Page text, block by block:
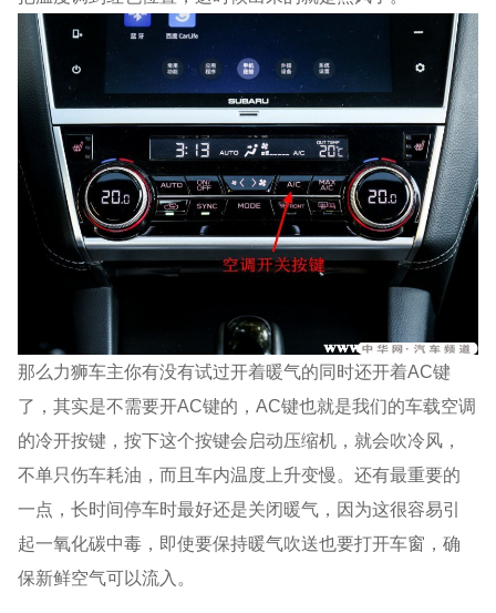
那么力狮车主你有没有试过开着暖气的同时还开着AC键
了，其实是不需要开AC键的，AC键也就是我们的车载空调
的冷开按键，按下这个按键会启动压缩机，就会吹冷风，
不单只伤车耗油，而且车内温度上升变慢。还有最重要的
一点，长时间停车时最好还是关闭暖气，因为这很容易引
起一氧化碳中毒，即使要保持暖气吹送也要打开车窗，确
保新鲜空气可以流入。